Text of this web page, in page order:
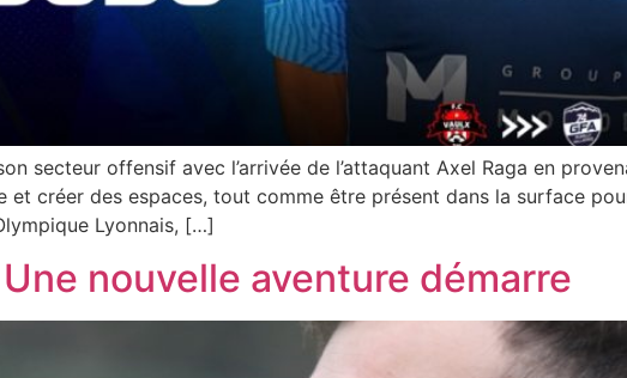
secteur offensif avec l’arrivée de l’attaquant Axel Raga en
et créer des espaces, tout comme être présent dans la surface
Lyonnais, […]
Une nouvelle aventure démarre